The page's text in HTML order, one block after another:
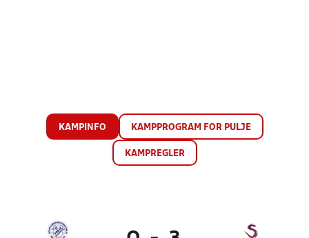
KAMPINFO KAMPPROGRAM FOR PULJE
KAMPREGLER